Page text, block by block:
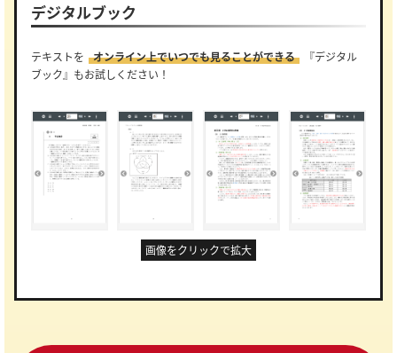
デジタルブック
テキストを オンライン上でいつでも見ることができる
『デジタル
ブック』もお試しください！
画像をクリックで拡大